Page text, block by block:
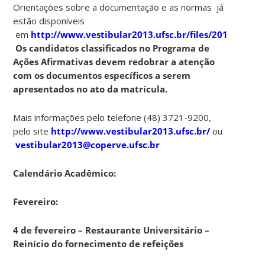
Orientações sobre a documentação e as normas já
estão disponíveis
em http://www.vestibular2013.ufsc.br/files/2012/10/
Os candidatos classificados no Programa de
Ações Afirmativas devem redobrar a atenção
com os documentos específicos a serem
apresentados no ato da matrícula.
Mais informações pelo telefone (48) 3721-9200,
pelo site http://www.vestibular2013.ufsc.br/ ou
vestibular2013@coperve.ufsc.br
Calendário Acadêmico:
Fevereiro:
4 de fevereiro – Restaurante Universitário –
Reinício do fornecimento de refeições